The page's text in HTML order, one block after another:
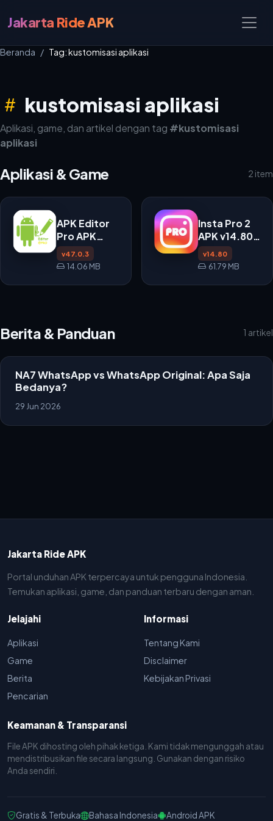
Jakarta Ride APK
Beranda Tag: kustomisasi aplikasi
kustomisasi aplikasi
Aplikasi, game, dan artikel dengan tag #kustomisasi
aplikasi
Aplikasi & Game 2 item
APK Editor
Pro APK
v47.0.3
v47.0.3
14.06 MB
Insta Pro 2
APK v14.80
untuk
Android
v14.80
61.79 MB
Berita & Panduan 1 artikel
NA7 WhatsApp vs WhatsApp Original: Apa Saja
Bedanya?
29 Jun 2026
Jakarta Ride APK
Portal unduhan APK terpercaya untuk pengguna Indonesia.
Temukan aplikasi, game, dan panduan terbaru dengan aman.
Jelajahi
Aplikasi
Game
Berita
Pencarian
Informasi
Tentang Kami
Disclaimer
Kebijakan Privasi
Keamanan & Transparansi
File APK dihosting oleh pihak ketiga. Kami tidak mengunggah atau
mendistribusikan file secara langsung. Gunakan dengan risiko
Anda sendiri.
Gratis & Terbuka Bahasa Indonesia Android APK